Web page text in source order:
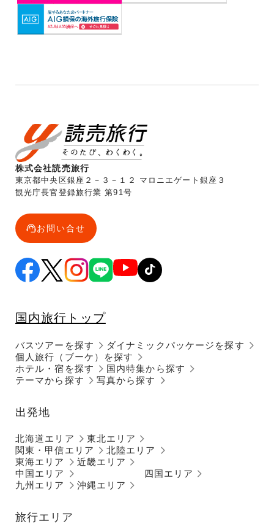
株式会社読売旅行
東京都中央区銀座２－３－１２ マロニエゲート銀座３
観光庁長官登録旅行業 第91号
お問い合せ
国内旅行トップ
バスツアーを探す
個人旅行（ブーケ）を探す
ダイナミックパッケージを探す
ホテル・宿を探す
国内特集から探す
テーマから探す
写真から探す
出発地
北海道エリア
東北エリア
関東・甲信エリア
北陸エリア
東海エリア
近畿エリア
中国エリア
四国エリア
九州エリア
沖縄エリア
旅行エリア